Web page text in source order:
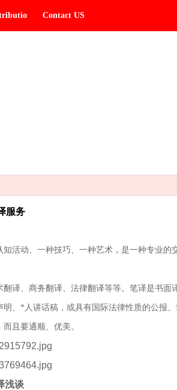
Contact US
服务
动、一种技巧、一种艺术，是一种专业的
译、商务翻译、法律翻译等等。笔译是书面
、*人讲话稿，或具有国际法律性质的公报、
且要通顺、优美。
浅谈